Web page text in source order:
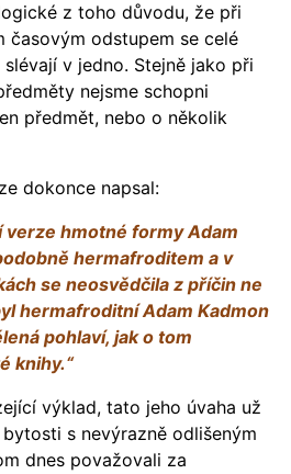
z toho důvodu, že při
časovým odstupem se celé
v jedno. Stejně jako při
nejsme schopni
předmět, nebo o několik
dokonce napsal:
verze hmotné formy Adam
hermafroditem a v
se neosvědčila z příčin ne
hermafroditní Adam Kadmon
pohlaví, jak o tom
knihy.“
výklad, tato jeho úvaha už
s nevýrazně odlišeným
dnes považovali za